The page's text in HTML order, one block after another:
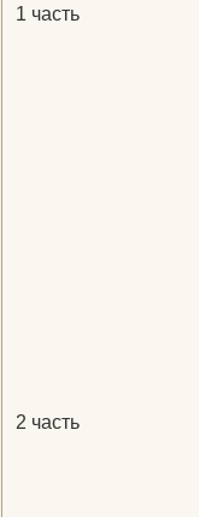
1 часть
2 часть